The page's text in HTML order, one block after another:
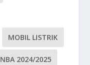
MOBIL LISTRIK
NBA 2024/2025